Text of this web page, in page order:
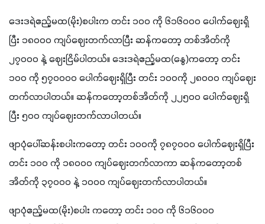
ဒေးဒရဲဧည့်မထ(မိုး)စပါးက တင်း ၁၀၀ ကို ၆၁၆၀၀၀ ပေါက်ဈေးရှိ
ပြီး ၁၈၀၀၀ ကျပ်ဈေးတက်လာပြီး ဆန်ကတော့ တစ်အိတ်ကို
၂၇၀၀၀ နဲ့ ဈေးငြိမ်ပါတယ်။ ဒေးဒရဲဧည့်မထ(နွေ)ကတော့ တင်း
၁၀၀ ကို ၅၇၀၀၀၀ ပေါက်ဈေးရှိပြီး တင်း ၁၀၀ကို ၂၈၀၀၀ ကျပ်ဈေး
တက်လာပါတယ်။ ဆန်ကတော့တစ်အိတ်ကို ၂၂၅၀၀ ပေါက်ဈေးရှိ
ပြီး ၅၀၀ ကျပ်ဈေးတက်လာပါတယ်။
ဖျာပုံပေါ်ဆန်းစပါးကတော့ တင်း ၁၀၀ကို ၇၈၇၀၀၀ ပေါက်ဈေးရှိပြီး
တင်း ၁၀၀ ကို ၁၈၀၀၀ ကျပ်ဈေးတက်လာကာ ဆန်ကတော့တစ်
အိတ်ကို ၃၇၀၀၀ နဲ့ ၁၀၀၀ ကျပ်ဈေးတက်လာပါတယ်။
ဖျာပုံဧည့်မထ(မိုး)စပါး ကတော့ တင်း ၁၀၀ ကို ၆၁၆၀၀၀